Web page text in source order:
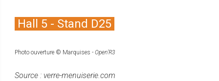
Hall 5 - Stand D25
Photo ouverture © Marquises - Open’R3
Source : verre-menuiserie.com